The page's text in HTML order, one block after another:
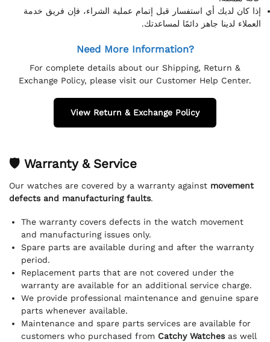
إذا كان لديك أي استفسار قبل إتمام عملية الشراء، فإن فريق خدمة
العملاء لدينا جاهز دائمًا لمساعدتك.
Need More Information?
For complete details about our Shipping, Return &
Exchange Policy, please visit our Customer Help Center.
View Return & Exchange Policy
🛡 Warranty & Service
Our watches are covered by a warranty against movement
defects and manufacturing faults.
The warranty covers defects in the watch movement
and manufacturing issues only.
Spare parts are available during and after the warranty
period.
Replacement parts that are not covered under the
warranty are available for an additional service charge.
We provide professional maintenance and genuine spare
parts whenever available.
Maintenance and spare parts services are available for
customers who purchased from Catchy Watchesas well